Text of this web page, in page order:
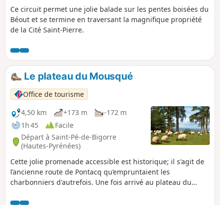
Ce circuit permet une jolie balade sur les pentes boisées du
Béout et se termine en traversant la magnifique propriété
de la Cité Saint-Pierre.
Le plateau du Mousqué
Office de tourisme
4,50 km
+173 m
-172 m
1h 45
Facile
Départ à Saint-Pé-de-Bigorre
(Hautes-Pyrénées)
Cette jolie promenade accessible est historique; il s'agit de
l’ancienne route de Pontacq qu’empruntaient les
charbonniers d'autrefois. Une fois arrivé au plateau du
ombragée, au pied des chênes centenaires. De là, admirez